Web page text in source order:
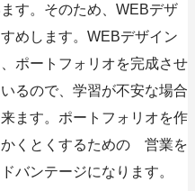
す。そのため、WEBデザ
めします。WEBデザイン
ポートフォリオを完成させ
るので、学習が不安な場合
ます。ポートフォリオを作
かくとくするための 営業を
バンテージになります。